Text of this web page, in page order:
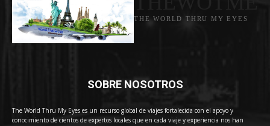
THE WORLD THRU MY EYES
SOBRE NOSOTROS
The World Thru My Eyes es un recurso global de viajes fortalecida con el apoyo y
conocimiento de cientos de expertos locales que en cada viaje y experiencia nos han